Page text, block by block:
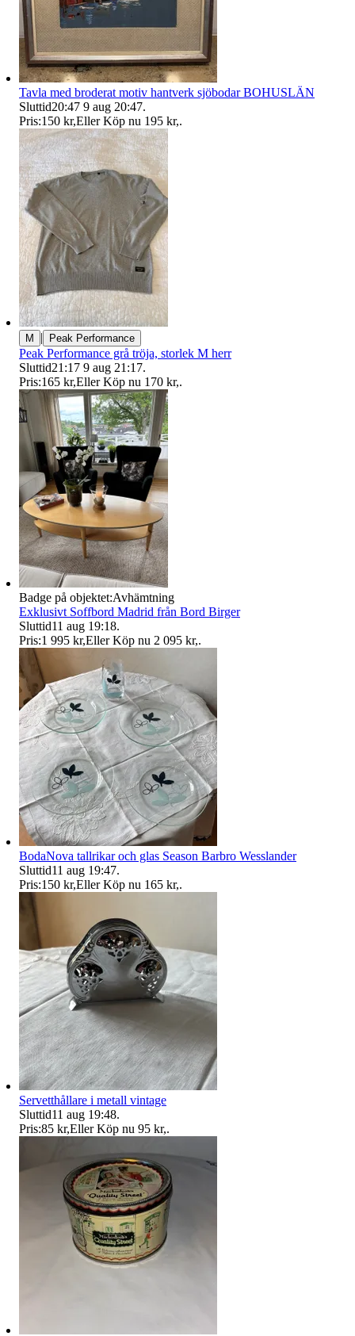
Tavla med broderat motiv hantverk sjöbodar BOHUSLÄN
Sluttid20:47 9 aug 20:47.
Pris:150 kr,Eller Köp nu 195 kr,.
M | Peak Performance
Peak Performance grå tröja, storlek M herr
Sluttid21:17 9 aug 21:17.
Pris:165 kr,Eller Köp nu 170 kr,.
Badge på objektet:Avhämtning
Exklusivt Soffbord Madrid från Bord Birger
Sluttid11 aug 19:18.
Pris:1 995 kr,Eller Köp nu 2 095 kr,.
BodaNova tallrikar och glas Season Barbro Wesslander
Sluttid11 aug 19:47.
Pris:150 kr,Eller Köp nu 165 kr,.
Servetthållare i metall vintage
Sluttid11 aug 19:48.
Pris:85 kr,Eller Köp nu 95 kr,.